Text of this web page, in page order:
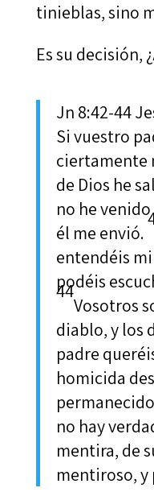
tinieblas, sino
Es su decisión,
Jn 8:42-44
Si vuestro
ciertamente
de Dios he
no he
él me envió.
entendéis
podéis
44
Vosotros
diablo, y los
padre
homicida
no hay
mentira, de
mentiroso, y